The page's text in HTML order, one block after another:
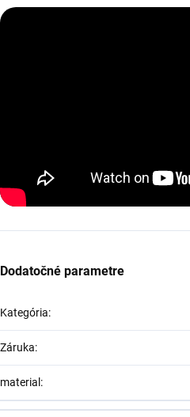
Dodatočné parametre
Kategória:
Záruka:
material: